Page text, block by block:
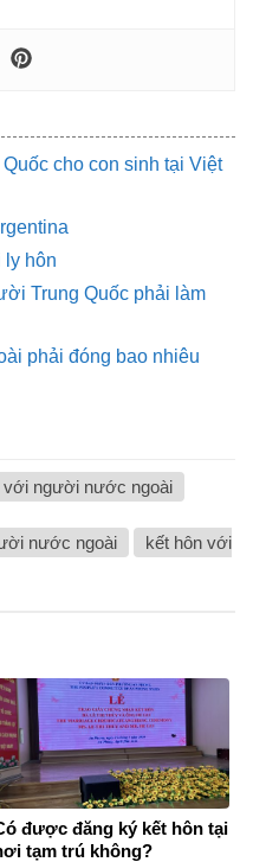
cho con sinh tại Việt
ly hôn
Trung Quốc phải làm
phải đóng bao nhiêu
người nước ngoài
nước ngoài
kết hôn với
được đăng ký kết hôn tại
tạm trú không?